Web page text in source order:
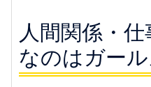
体入って何？？ガー
店について
出会いも多い？イベ
するの？
人間関係・
なのはガール